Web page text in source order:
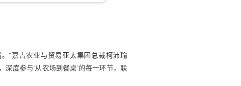
”嘉吉农业与贸易亚太集团总裁柯沛瑜
度参与‘从农场到餐桌’的每一环节，联